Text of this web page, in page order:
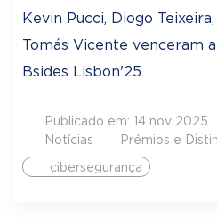
Kevin Pucci, Diogo
Tomás Vicente venceram
Bsides Lisbon'25.
Publicado em: 14 nov 2025
Notícias
Prémios e
cibersegurança